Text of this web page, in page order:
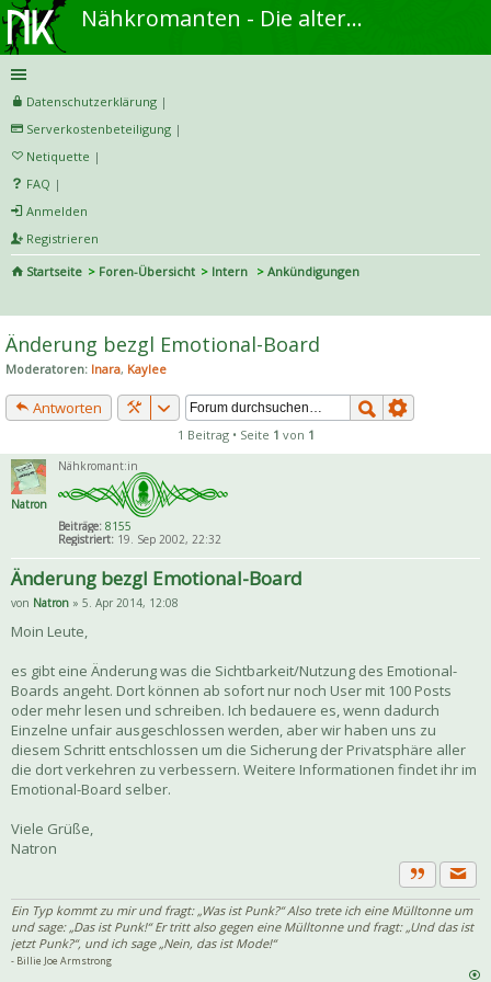
Nähkromanten - Die alternative Näh- und DIY-Community
Datenschutzerklärung |
Serverkostenbeteiligung |
Netiquette |
FAQ |
Anmelden
Registrieren
Startseite
Foren-Übersicht Intern
Ankündigungen
he
Änderung bezgl Emotional-Board
Moderatoren: Inara, Kaylee
Antworten
1 Beitrag • Seite 1 von 1
Natron
Nähkromant:in
Beiträge: 8155
Registriert: 19. Sep 2002, 22:32
Änderung bezgl Emotional-Board
von Natron » 5. Apr 2014, 12:08
Moin Leute,
es gibt eine Änderung was die Sichtbarkeit/Nutzung des Emotional-
Boards angeht. Dort können ab sofort nur noch User mit 100 Posts
oder mehr lesen und schreiben. Ich bedauere es, wenn dadurch
Einzelne unfair ausgeschlossen werden, aber wir haben uns zu
diesem Schritt entschlossen um die Sicherung der Privatsphäre aller
die dort verkehren zu verbessern. Weitere Informationen findet ihr im
Emotional-Board selber.
Viele Grüße,
Natron
Zitat
Ein Typ kommt zu mir und fragt: „Was ist Punk?“ Also trete ich eine Mülltonne um
und sage: „Das ist Punk!“ Er tritt also gegen eine Mülltonne und fragt: „Und das ist
jetzt Punk?“, und ich sage „Nein, das ist Mode!“
- Billie Joe Armstrong